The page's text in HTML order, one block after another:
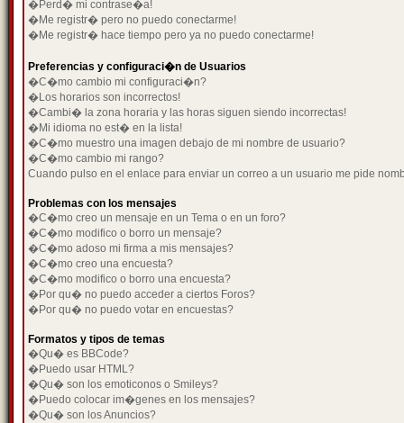
�Perd� mi contrase�a!
�Me registr� pero no puedo conectarme!
�Me registr� hace tiempo pero ya no puedo conectarme!
Preferencias y configuraci�n de Usuarios
�C�mo cambio mi configuraci�n?
�Los horarios son incorrectos!
�Cambi� la zona horaria y las horas siguen siendo incorrectas!
�Mi idioma no est� en la lista!
�C�mo muestro una imagen debajo de mi nombre de usuario?
�C�mo cambio mi rango?
Cuando pulso en el enlace para enviar un correo a un usuario me pide
Problemas con los mensajes
�C�mo creo un mensaje en un Tema o en un foro?
�C�mo modifico o borro un mensaje?
�C�mo adoso mi firma a mis mensajes?
�C�mo creo una encuesta?
�C�mo modifico o borro una encuesta?
�Por qu� no puedo acceder a ciertos Foros?
�Por qu� no puedo votar en encuestas?
Formatos y tipos de temas
�Qu� es BBCode?
�Puedo usar HTML?
�Qu� son los emoticonos o Smileys?
�Puedo colocar im�genes en los mensajes?
�Qu� son los Anuncios?